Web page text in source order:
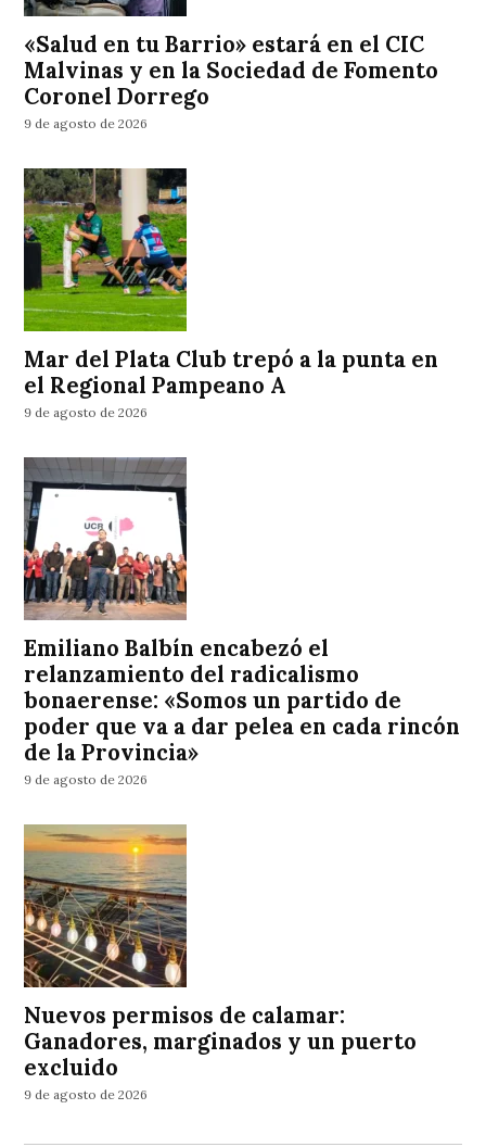
«Salud en tu Barrio» estará en el CIC
Malvinas y en la Sociedad de Fomento
Coronel Dorrego
9 de agosto de 2026
Mar del Plata Club trepó a la punta en
el Regional Pampeano A
9 de agosto de 2026
Emiliano Balbín encabezó el
relanzamiento del radicalismo
bonaerense: «Somos un partido de
poder que va a dar pelea en cada rincón
de la Provincia»
9 de agosto de 2026
Nuevos permisos de calamar:
Ganadores, marginados y un puerto
excluido
9 de agosto de 2026